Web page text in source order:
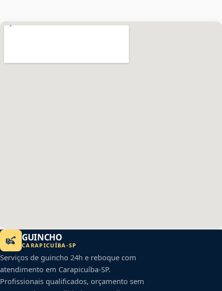
GUINCHO
CARAPICUÍBA -SP
Serviços de guincho 24h e reboque com
atendimento em Carapicuíba-SP.
Profissionais qualificados, orçamento sem